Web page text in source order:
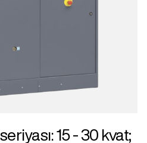
15 - 30 kvat;